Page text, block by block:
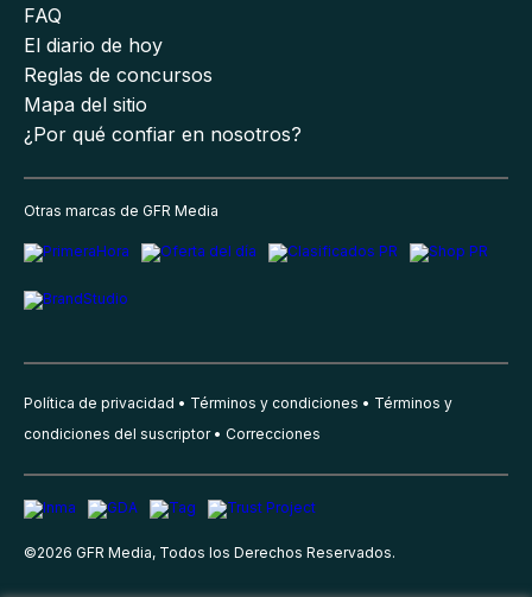
FAQ
El diario de hoy
Reglas de concursos
Mapa del sitio
¿Por qué confiar en nosotros?
Otras marcas de GFR Media
Política de privacidad Términos y condiciones
Términos y
condiciones del suscriptor
Correcciones
©2026 GFR Media, Todos los Derechos Reservados.